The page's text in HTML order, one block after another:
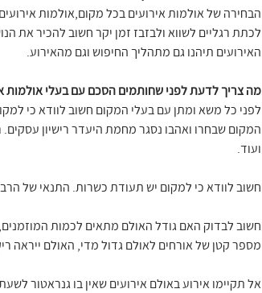
הבחירה של אולמות אירועים בכל מקום,אולמות
לכתת רגליים לשווא ולבזבז זמן יקר חשוב להכיר
האירועים תיהנו גם מתהליך החיפוש וגם מהאירוע.
מה צריך לדעת לפני שחותמים הסכם עם בעלי אולמות
לפני כל משא ומתן עם בעלי המקום חשוב לוודא כי
המקום שבחרו ואהבו נסגר מחמת היעדר רישיון עסקים.
ועוד.
חשוב לוודא כי למקום יש תעודת כשרות. התנאי של
חשוב לבדוק האם גודל האולם מתאים לכמות
מספר קטן של אורחים לאולם גדול מדי, האולם ייראה
אל תקיימו אירוע באולם אירועים שאין בו